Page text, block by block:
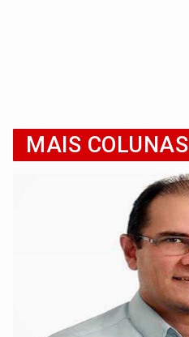
MAIS COLUNAS